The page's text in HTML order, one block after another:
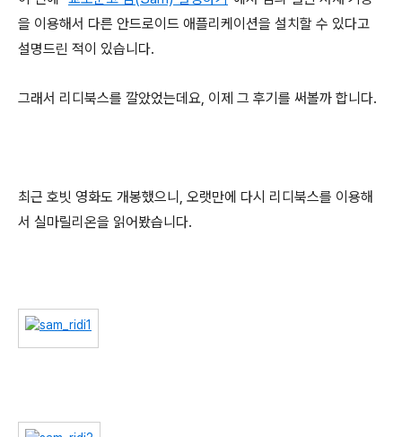
을 이용해서 다른 안드로이드 애플리케이션을 설치할 수 있다고
설명드린 적이 있습니다.
그래서 리디북스를 깔았었는데요, 이제 그 후기를 써볼까 합니다.
최근 호빗 영화도 개봉했으니, 오랫만에 다시 리디북스를 이용해
서 실마릴리온을 읽어봤습니다.